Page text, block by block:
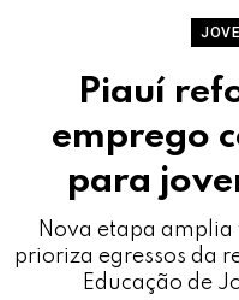
Piauí
emprego
para
Nova etapa
prioriza egressos da
Educação de